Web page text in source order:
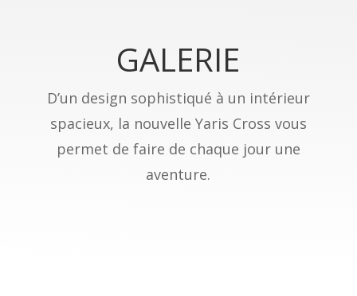
GALERIE
D’un design sophistiqué à un intérieur
spacieux, la nouvelle Yaris Cross vous
permet de faire de chaque jour une
aventure.